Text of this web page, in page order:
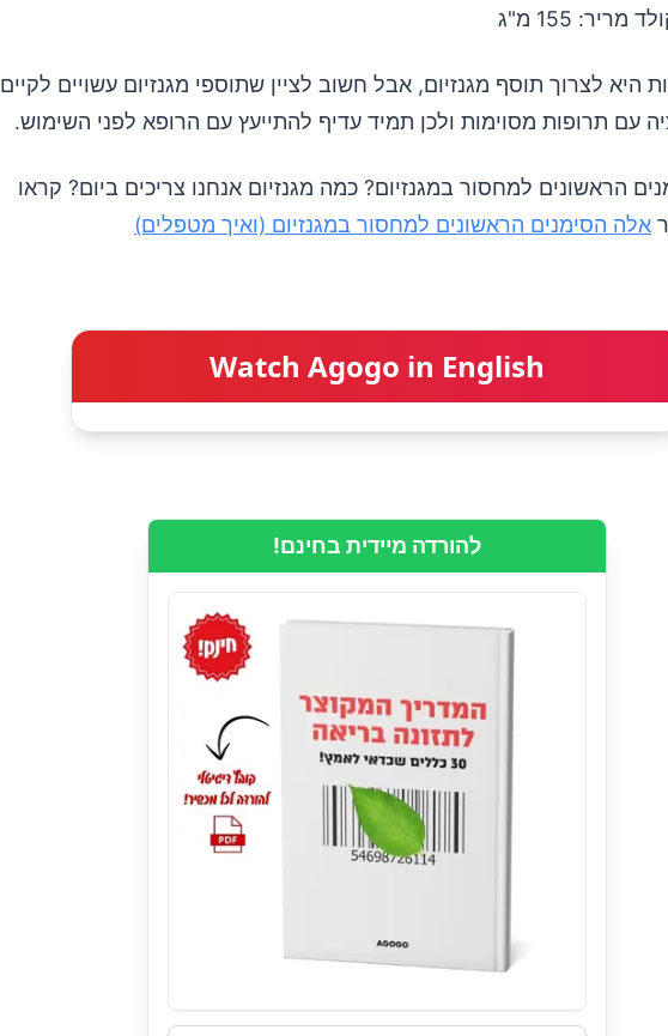
מריר: 155 מ"ג
היא לצרוך תוסף מגנזיום, אבל חשוב לציין שתוספי מגנזיום עשויים לקיים
עם תרופות מסוימות ולכן תמיד עדיף להתייעץ עם הרופא לפני השימוש.
הראשונים למחסור במגנזיום? כמה מגנזיום אנחנו צריכים ביום? קראו
אלה הסימנים הראשונים למחסור במגנזיום (ואיך מטפלים)
Watch Agogo in English
להורדה מיידית בחינם!